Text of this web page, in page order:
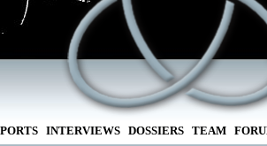
INTERVIEWS DOSSIERS TEAM